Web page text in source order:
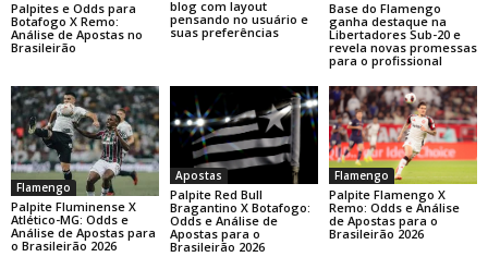
Palpites e Odds para
Botafogo X Remo:
Análise de Apostas no
Brasileirão
blog com layout
pensando no usuário e
suas preferências
Base do Flamengo
ganha destaque na
Libertadores Sub-20 e
revela novas promessas
para o profissional
Flamengo
Palpite Fluminense X
Atlético-MG: Odds e
Análise de Apostas para
o Brasileirão 2026
Apostas
Palpite Red Bull
Bragantino X Botafogo:
Odds e Análise de
Apostas para o
Brasileirão 2026
Flamengo
Palpite Flamengo X
Remo: Odds e Análise
de Apostas para o
Brasileirão 2026